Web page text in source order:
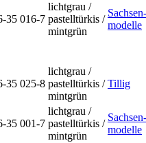
35 016-7
lichtgrau /
pastelltürkis /
mintgrün
Sachsen­
modelle
35 025-8
lichtgrau /
pastelltürkis /
mintgrün
Tillig
35 001-7
lichtgrau /
pastelltürkis /
mintgrün
Sachsen­
modelle